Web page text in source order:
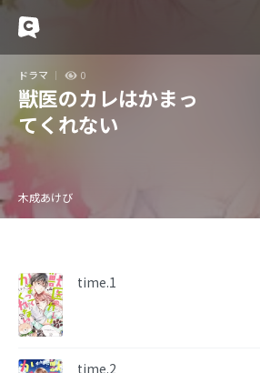
ドラマ 0
獣医のカレはかまっ
てくれない
木成あけび
time.1
time.2